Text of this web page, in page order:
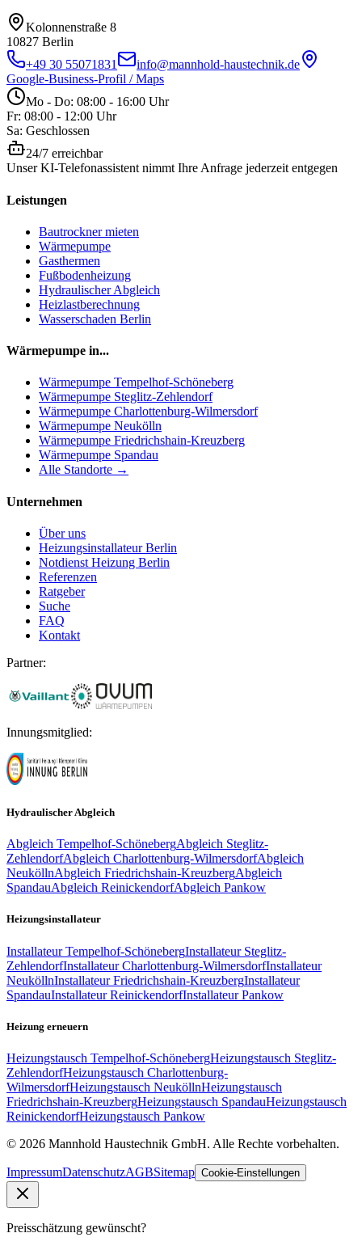
Kolonnenstraße 8
10827 Berlin
+49 30 55071831
info@mannhold-haustechnik.de
Google-Business-Profil / Maps
Mo - Do: 08:00 - 16:00 Uhr
Fr: 08:00 - 12:00 Uhr
Sa: Geschlossen
24/7 erreichbar
Unser KI-Telefonassistent nimmt Ihre Anfrage jederzeit entgegen
Leistungen
Bautrockner mieten
Wärmepumpe
Gasthermen
Fußbodenheizung
Hydraulischer Abgleich
Heizlastberechnung
Wasserschaden Berlin
Wärmepumpe in...
Wärmepumpe Tempelhof-Schöneberg
Wärmepumpe Steglitz-Zehlendorf
Wärmepumpe Charlottenburg-Wilmersdorf
Wärmepumpe Neukölln
Wärmepumpe Friedrichshain-Kreuzberg
Wärmepumpe Spandau
Alle Standorte →
Unternehmen
Über uns
Heizungsinstallateur Berlin
Notdienst Heizung Berlin
Referenzen
Ratgeber
Suche
FAQ
Kontakt
Partner:
Innungsmitglied:
Hydraulischer Abgleich
Abgleich Tempelhof-SchönebergAbgleich Steglitz-
ZehlendorfAbgleich Charlottenburg-WilmersdorfAbgleich
NeuköllnAbgleich Friedrichshain-KreuzbergAbgleich
SpandauAbgleich ReinickendorfAbgleich Pankow
Heizungsinstallateur
Installateur Tempelhof-SchönebergInstallateur Steglitz-
ZehlendorfInstallateur Charlottenburg-WilmersdorfInstallateur
NeuköllnInstallateur Friedrichshain-KreuzbergInstallateur
SpandauInstallateur ReinickendorfInstallateur Pankow
Heizung erneuern
Heizungstausch Tempelhof-SchönebergHeizungstausch Steglitz-
ZehlendorfHeizungstausch Charlottenburg-
WilmersdorfHeizungstausch NeuköllnHeizungstausch
Friedrichshain-KreuzbergHeizungstausch SpandauHeizungstausch
ReinickendorfHeizungstausch Pankow
© 2026 Mannhold Haustechnik GmbH. Alle Rechte vorbehalten.
ImpressumDatenschutzAGBSitemap Cookie-Einstellungen
Preisschätzung gewünscht?